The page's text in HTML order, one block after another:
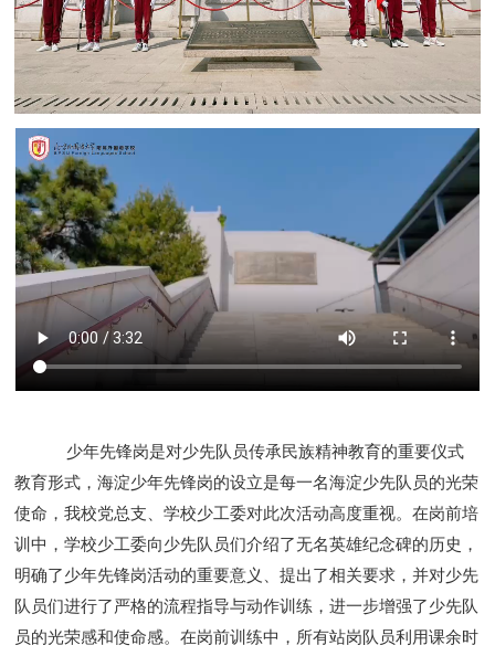
少年先锋岗是对少先队员传承民族精神教育的重要仪式
教育形式，海淀少年先锋岗的设立是每一名海淀少先队员的光荣
使命，我校党总支、学校少工委对此次活动高度重视。在岗前培
训中，学校少工委向少先队员们介绍了无名英雄纪念碑的历史，
明确了少年先锋岗活动的重要意义、提出了相关要求，并对少先
队员们进行了严格的流程指导与动作训练，进一步增强了少先队
员的光荣感和使命感。在岗前训练中，所有站岗队员利用课余时